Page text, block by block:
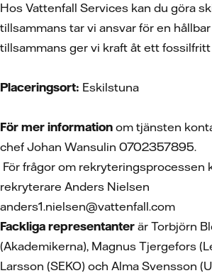
Hos Vattenfall Services kan du göra
tillsammans tar vi ansvar för en
tillsammans ger vi kraft åt ett fossilfritt
Placeringsort: Eskilstuna
För mer information om tjänsten
chef Johan Wansulin 0702357895.
För frågor om rekryteringsprocessen
rekryterare Anders Nielsen
anders1.nielsen@vattenfall.com
Fackliga representanter är Torbjörn
(Akademikerna), Magnus Tjergefors
Larsson (SEKO) och Alma Svensson